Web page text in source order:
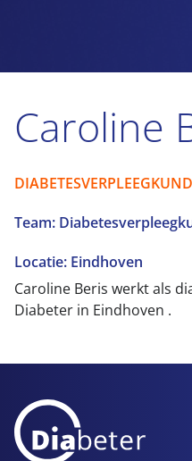
Caroline
Team:
Locatie: Eindhoven
Caroline Beris werkt als
Diabeter in Eindhoven .